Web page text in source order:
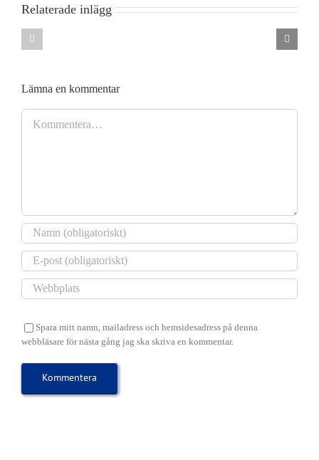
Relaterade inlägg
Inbjudan
den
25
augusti
Greensome
Lämna en kommentar
Kommentar
Spara mitt namn, mailadress och hemsidesadress på denna
webbläsare för nästa gång jag ska skriva en kommentar.